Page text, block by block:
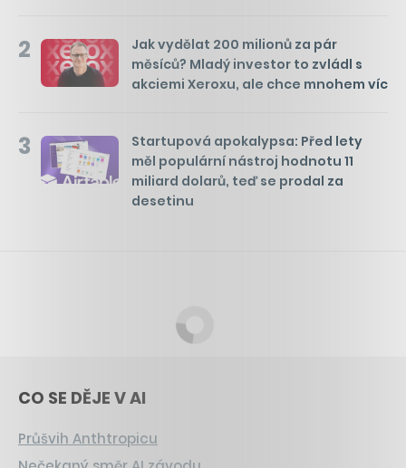
2
Jak vydělat 200 milionů za pár
měsíců? Mladý investor to zvládl s
akciemi Xeroxu, ale chce mnohem víc
3
Startupová apokalypsa: Před lety
měl populární nástroj hodnotu 11
miliard dolarů, teď se prodal za
desetinu
CO SE DĚJE V AI
Průšvih Anthtropicu